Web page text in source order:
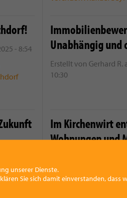
- 8:54
Unabhängig
Erstellt von Gerhard R.
10:30
- 9:19
Im Kirchenwirt
Wohnungen und
Erstellt von
unserer Dienste.
Sie sich damit einverstanden, dass